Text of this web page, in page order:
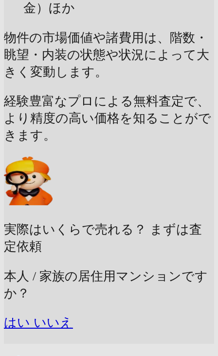
金）ほか
物件の市場価値や諸費用は、階数・
眺望・内装の状態や状況によって大
きく変動します。
経験豊富なプロによる無料査定で、
より精度の高い価格を知ることがで
きます。
実際はいくらで売れる？
まずは査
定依頼
本人 / 家族の居住用マンションです
か？
はい いいえ